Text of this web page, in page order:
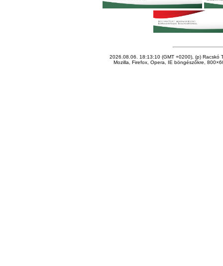
2026.08.06. 18:13:10 (GMT +0200), (p) Racskó
Mozilla, Firefox, Opera, IE böngészőkre,